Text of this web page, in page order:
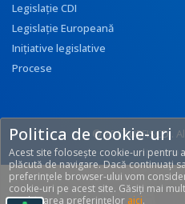
Legislație CDI
Legislație Europeană
Inițiative legislative
Procese
© 2017 UEFISCDI.
[T:
Politica de cookie-uri
Acest site folosește cookie-uri pentru
plăcută de navigare. Dacă continuați
preferințele browser-ului vom
cookie-uri pe acest site. Găsiți mai
modificarea preferințelor aici.